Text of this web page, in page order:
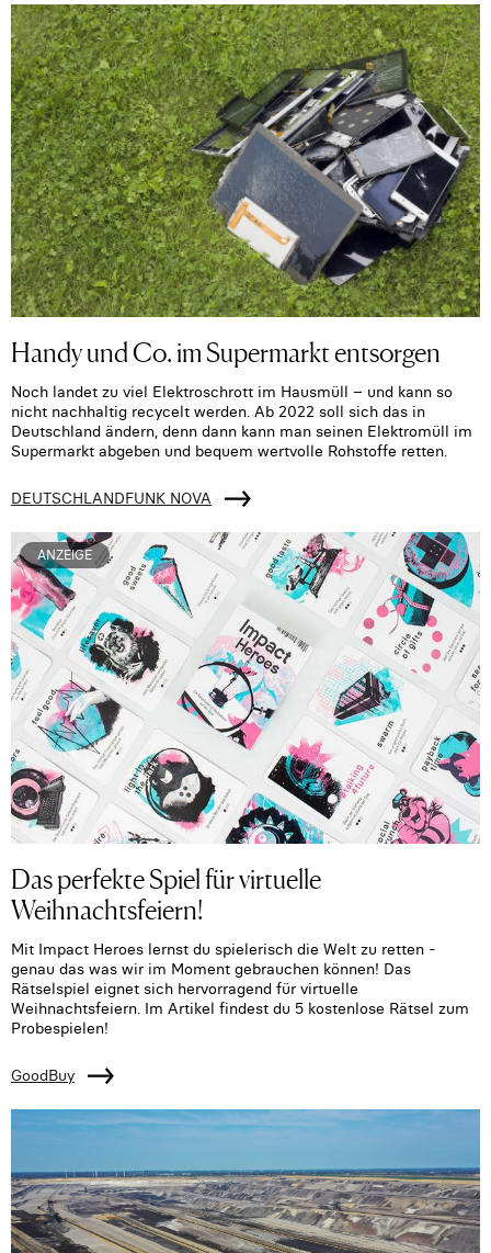
Handy und Co. im Supermarkt entsorgen
Noch landet zu viel Elektroschrott im Hausmüll – und kann so
nicht nachhaltig recycelt werden. Ab 2022 soll sich das in
Deutschland ändern, denn dann kann man seinen Elektromüll im
Supermarkt abgeben und bequem wertvolle Rohstoffe retten.
DEUTSCHLANDFUNK NOVA
ANZEIGE
Das perfekte Spiel für virtuelle
Weihnachtsfeiern!
Mit Impact Heroes lernst du spielerisch die Welt zu retten -
genau das was wir im Moment gebrauchen können! Das
Rätselspiel eignet sich hervorragend für virtuelle
Weihnachtsfeiern. Im Artikel findest du 5 kostenlose Rätsel zum
Probespielen!
GoodBuy